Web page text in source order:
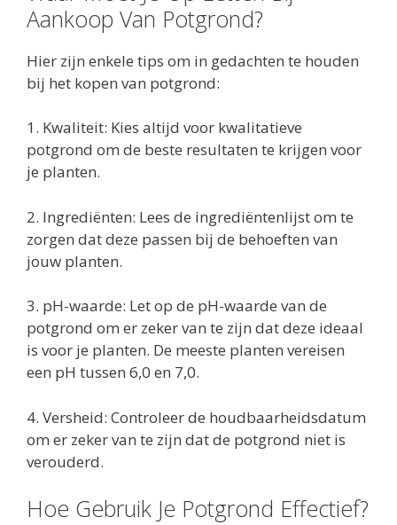
Aankoop Van Potgrond?
Hier zijn enkele tips om in gedachten te houden
bij het kopen van potgrond:
1. Kwaliteit: Kies altijd voor kwalitatieve
potgrond om de beste resultaten te krijgen voor
je planten.
2. Ingrediënten: Lees de ingrediëntenlijst om te
zorgen dat deze passen bij de behoeften van
jouw planten.
3. pH-waarde: Let op de pH-waarde van de
potgrond om er zeker van te zijn dat deze ideaal
is voor je planten. De meeste planten vereisen
een pH tussen 6,0 en 7,0.
4. Versheid: Controleer de houdbaarheidsdatum
om er zeker van te zijn dat de potgrond niet is
verouderd.
Hoe Gebruik Je Potgrond Effectief?